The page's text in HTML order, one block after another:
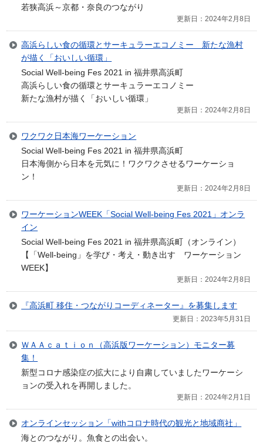
若狭高浜～京都・奈良のつながり
更新日：2024年2月8日
高浜らしい食の循環とサーキュラーエコノミー 新たな漁村
が描く「おいしい循環」
Social Well-being Fes 2021 in 福井県高浜町
高浜らしい食の循環とサーキュラーエコノミー
新たな漁村が描く「おいしい循環」
更新日：2024年2月8日
ワクワク日本海ワーケーション
Social Well-being Fes 2021 in 福井県高浜町
日本海側から日本を元気に！ワクワクさせるワーケーショ
ン！
更新日：2024年2月8日
ワーケーションWEEK「Social Well-being Fes 2021」オンラ
イン
Social Well-being Fes 2021 in 福井県高浜町（オンライン）
【「Well-being」を学び・考え・動き出す ワーケーション
WEEK】
更新日：2024年2月8日
『高浜町 移住・つながりコーディネーター』を募集します
更新日：2023年5月31日
ＷＡＡｃａｔｉｏｎ（高浜版ワーケーション）モニター募
集！
新型コロナ感染症の拡大により自粛していましたワーケーシ
ョンの受入れを再開しました。
更新日：2024年2月1日
オンラインセッション「withコロナ時代の観光と地域商社」
海とのつながり。魚食との出会い。